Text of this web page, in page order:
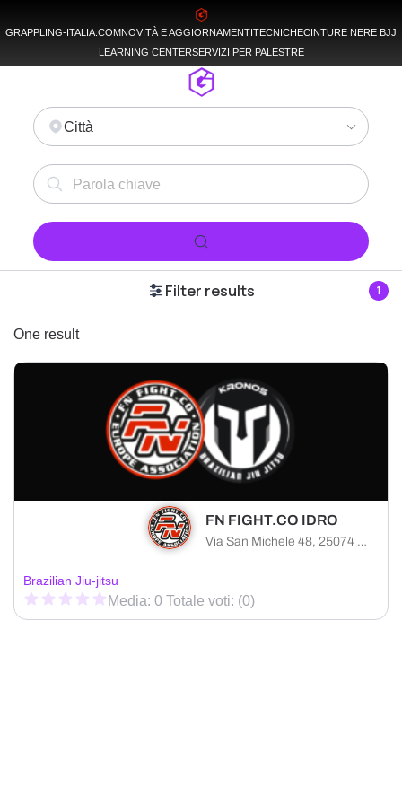
GRAPPLING-ITALIA.COMNOVITÀ E AGGIORNAMENTITECNICHECINTURE NERE BJJ
LEARNING CENTERSERVIZI PER PALESTRE
Città
Filter results 1
One result
FN FIGHT.CO IDRO
Via San Michele 48, 25074 Idro provincia di Brescia, Italia
Brazilian Jiu-jitsu
Media: 0 Totale voti: (0)